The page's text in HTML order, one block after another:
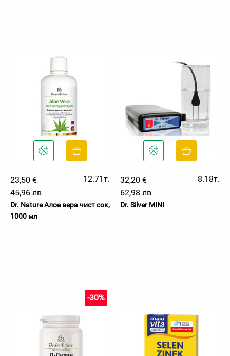
23,50 €
12.71т.
45,96 лв
Dr. Nature Алое вера чист сок,
1000 мл
32,20 €
8.18т.
62,98 лв
Dr. Silver MINI
-30%